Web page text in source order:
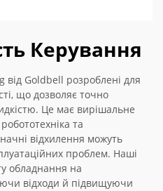
Керування
Goldbell розроблені для
що дозволяє точно
Це має вирішальне
та
відхилення можуть
проблем. Наші
обладнання на
відходи й підвищуючи